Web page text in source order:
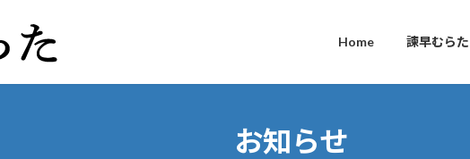
Home 諫早むらた
お知らせ